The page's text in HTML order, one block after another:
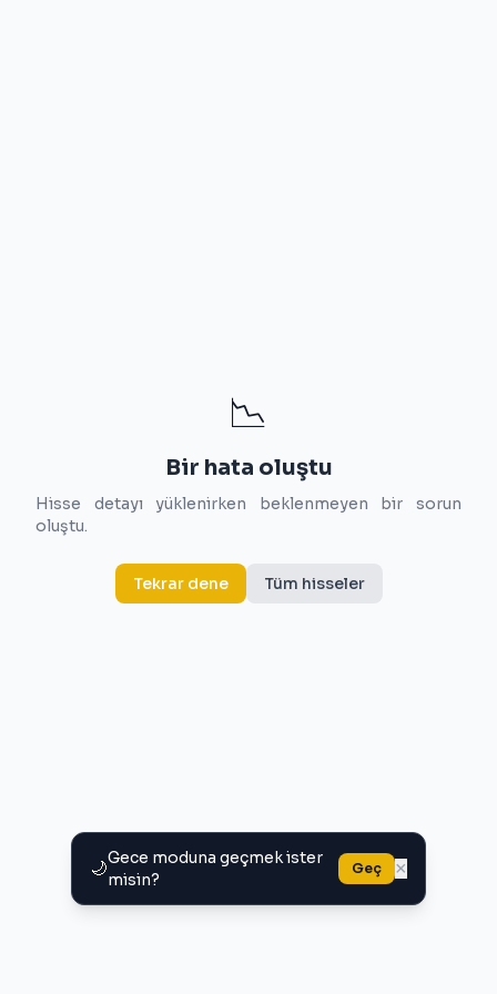
🌙Gece moduna geçmek ister
misin?
Geç ×
📉
Bir hata oluştu
Hisse detayı yüklenirken beklenmeyen bir sorun
oluştu.
Tekrar dene Tüm hisseler